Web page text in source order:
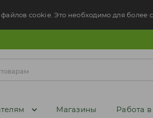
cookie. Это необходимо для более
Магазины Работа